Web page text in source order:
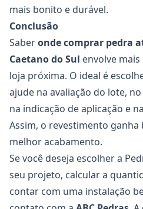
mais bonito e durável.
Conclusão
Saberonde comprar pedra
Caetano do Sul envolve
loja próxima. O ideal é
ajude na avaliação do lote,
na indicação de aplicação e
Assim, o revestimento
melhor acabamento.
Se você deseja escolher a
seu projeto, calcular a
contar com uma instalação